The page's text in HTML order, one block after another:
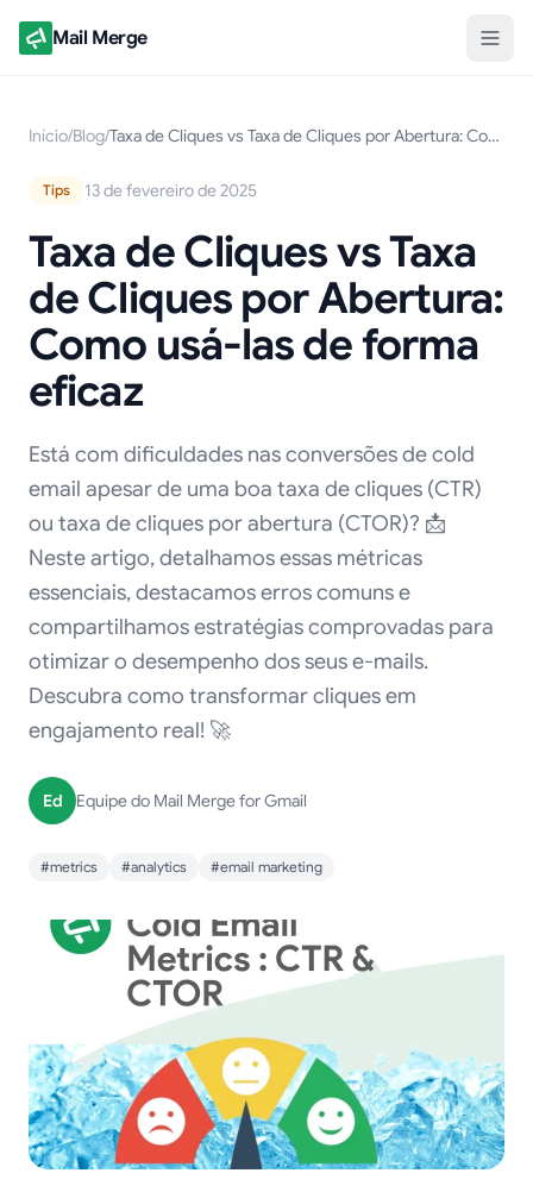
Mail Merge
Início/Blog/ Taxa de Cliques vs Taxa de Cliques por Abertura: Como usá-las de forma eficaz
Tips 13 de fevereiro de 2025
Taxa de Cliques vs Taxa
de Cliques por Abertura:
Como usá-las de forma
eficaz
Está com dificuldades nas conversões de cold
email apesar de uma boa taxa de cliques (CTR)
ou taxa de cliques por abertura (CTOR)? 📩
Neste artigo, detalhamos essas métricas
essenciais, destacamos erros comuns e
compartilhamos estratégias comprovadas para
otimizar o desempenho dos seus e-mails.
Descubra como transformar cliques em
engajamento real! 🚀
Ed Equipe do Mail Merge for Gmail
#metrics #analytics #email marketing